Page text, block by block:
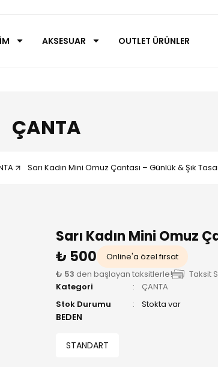
AKSESUAR OUTLET ÜRÜNLER
ÇANTA
Sarı Kadın Mini Omuz Çantası – Günlük & Şık
Sarı Kadın Mini Omuz
₺ 500
Online'a özel fırsat
₺ 53 den başlayan taksitlerle!
Taksit
Kategori
ÇANTA
Stok Durumu
Stokta var
BEDEN
STANDART